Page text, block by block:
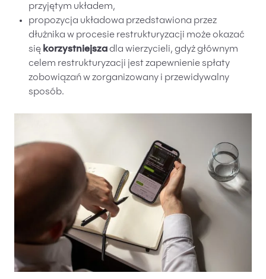
przyjętym układem,
propozycja układowa przedstawiona przez
dłużnika w procesie restrukturyzacji może okazać
się korzystniejszadla wierzycieli, gdyż głównym
celem restrukturyzacji jest zapewnienie spłaty
zobowiązań w zorganizowany i przewidywalny
sposób.